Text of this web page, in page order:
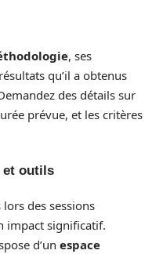
, ses
qu’il a obtenus
des détails sur
prévue, et les critères
et outils
des sessions
impact significatif.
d’un espace